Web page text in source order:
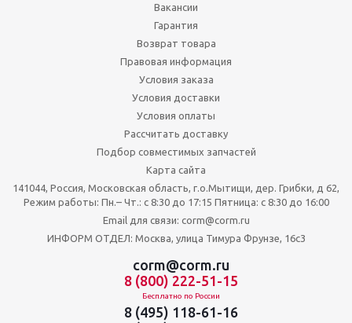
Вакансии
Гарантия
Возврат товара
Правовая информация
Условия заказа
Условия доставки
Условия оплаты
Рассчитать доставку
Подбор совместимых запчастей
Карта сайта
141044, Россия, Московская область, г.о.Мытищи, дер. Грибки, д 62,
Режим работы: Пн.– Чт.: с 8:30 до 17:15 Пятница: c 8:30 до 16:00
Email для связи: corm@corm.ru
ИНФОРМ ОТДЕЛ: Москва, улица Тимура Фрунзе, 16с3
corm@corm.ru
8 (800) 222-51-15
Бесплатно по России
8 (495) 118-61-16